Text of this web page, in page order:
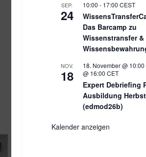
SEP.
24
10:00 - 17:00 CEST
Das Barcamp zu
Wissenstransfer &
NOV.
18
18. November @ 10:00
@ 16:00 CET
Expert Debriefing
Ausbildung
(edmod26b)
Kalender anzeigen